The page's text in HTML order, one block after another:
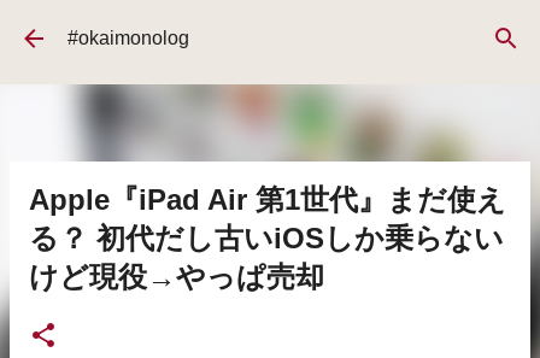
スキップしてメイン コンテンツに移動
#okaimonolog
Apple『iPad Air 第1世代』まだ使え
る？ 初代だし古いiOSしか乗らない
けど現役→やっぱ売却